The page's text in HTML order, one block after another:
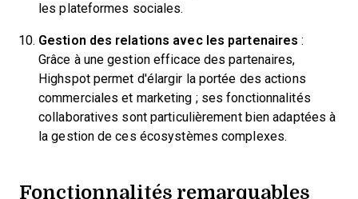
les plateformes sociales.
Gestion des relations avec les partenaires :
Grâce à une gestion efficace des partenaires,
Highspot permet d'élargir la portée des actions
commerciales et marketing ; ses fonctionnalités
collaboratives sont particulièrement bien adaptées à
la gestion de ces écosystèmes complexes.
Fonctionnalités remarquables